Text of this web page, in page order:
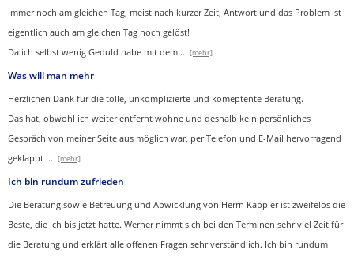
immer noch am gleichen Tag, meist nach kurzer Zeit, Antwort und das Problem ist
eigentlich auch am gleichen Tag noch gelöst!
Da ich selbst wenig Geduld habe mit dem ... [mehr]
Was will man mehr
Herzlichen Dank für die tolle, unkomplizierte und komeptente Beratung.
Das hat, obwohl ich weiter entfernt wohne und deshalb kein persönliches
Gespräch von meiner Seite aus möglich war, per Telefon und E-Mail hervorragend
geklappt ... [mehr]
Ich bin rundum zufrieden
Die Beratung sowie Betreuung und Abwicklung von Herrn Kappler ist zweifelos die
Beste, die ich bis jetzt hatte. Werner nimmt sich bei den Terminen sehr viel Zeit für
die Beratung und erklärt alle offenen Fragen sehr verständlich. Ich bin rundum